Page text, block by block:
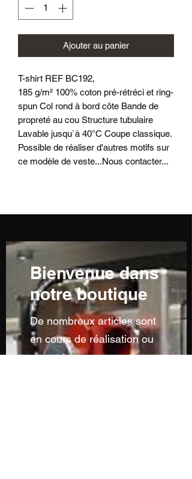
Ajouter au panier
T-shirt REF BC192,
185 g/m² 100% coton pré-rétréci et ring-
spun Col rond à bord côte Bande de
propreté au cou Structure tubulaire
Lavable jusqu`à 40°C Coupe classique.
Possible de réaliser d'autres motifs sur
ce modèle de veste...Nous contacter...
Bienvenue dans
notre boutique
De nombreux articles sont
en cours de réalisation ou
ne sont pas encore